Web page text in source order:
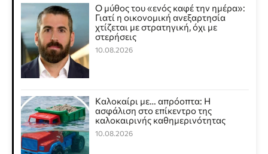
Ο μύθος του «ενός καφέ την ημέρα»:
Γιατί η οικονομική ανεξαρτησία
χτίζεται με στρατηγική, όχι με
στερήσεις
10.08.2026
Καλοκαίρι με… απρόοπτα: Η
ασφάλιση στο επίκεντρο της
καλοκαιρινής καθημερινότητας
10.08.2026